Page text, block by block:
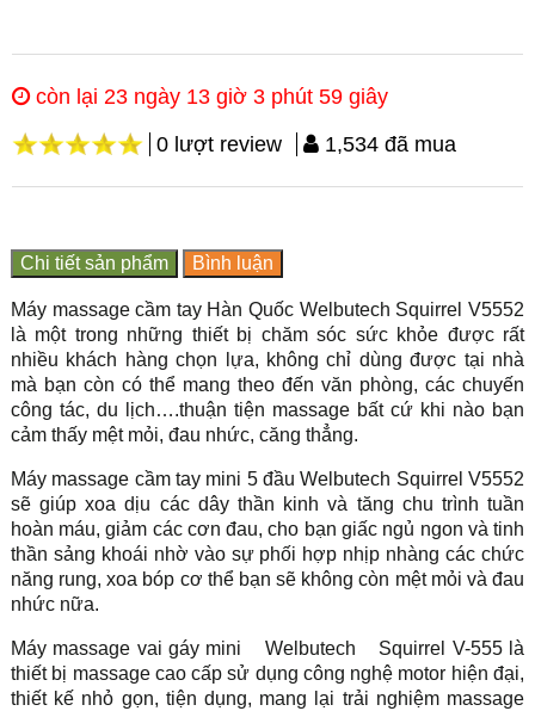
còn lại 23 ngày 13 giờ 3 phút 57 giây
0 lượt review
1,534 đã mua
Chi tiết sản phẩm Bình luận
Máy massage cầm tay Hàn Quốc Welbutech Squirrel V5552
là một trong những thiết bị chăm sóc sức khỏe được rất
nhiều khách hàng chọn lựa, không chỉ dùng được tại nhà
mà bạn còn có thể mang theo đến văn phòng, các chuyến
công tác, du lịch….thuận tiện massage bất cứ khi nào bạn
cảm thấy mệt mỏi, đau nhức, căng thẳng.
Máy massage cầm tay mini 5 đầu Welbutech Squirrel V5552
sẽ giúp xoa dịu các dây thần kinh và tăng chu trình tuần
hoàn máu, giảm các cơn đau, cho bạn giấc ngủ ngon và tinh
thần sảng khoái nhờ vào sự phối hợp nhịp nhàng các chức
năng rung, xoa bóp cơ thể bạn sẽ không còn mệt mỏi và đau
nhức nữa.
Máy massage vai gáy mini Welbutech
Squirrel V-555 là
thiết bị massage cao cấp sử dụng công nghệ motor hiện đại,
thiết kế nhỏ gọn, tiện dụng, mang lại trải nghiệm massage